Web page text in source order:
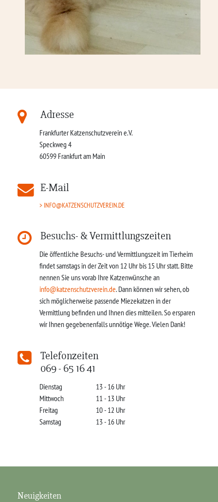
Adresse
Frankfurter Katzenschutzverein e.V.
Speckweg 4
60599 Frankfurt am Main
E-Mail
INFO@KATZENSCHUTZVEREIN.DE
Besuchs- & Vermittlungszeiten
Die öffentliche Besuchs- und Vermittlungszeit im Tierheim
findet samstags in der Zeit von 12 Uhr bis 15 Uhr statt. Bitte
nennen Sie uns vorab Ihre Katzenwünsche an
info@katzenschutzverein.de. Dann können wir sehen, ob
sich möglicherweise passende Miezekatzen in der
Vermittlung befinden und Ihnen dies mitteilen. So ersparen
wir Ihnen gegebenenfalls unnötige Wege. Vielen Dank!
Telefonzeiten
069 - 65 16 41
Dienstag
13 - 16 Uhr
Mittwoch
11 - 13 Uhr
Freitag
10 - 12 Uhr
Samstag
13 - 16 Uhr
Neuigkeiten